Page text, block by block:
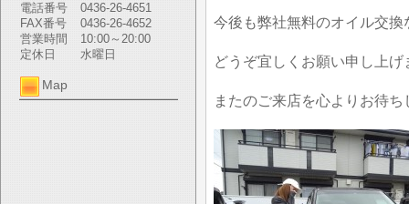
電話番号
0436-26-4651
FAX番号
0436-26-4652
営業時間
10:00～20:00
定休日
水曜日
Map
今後も弊社無料のオイル交
どうぞ宜しくお願い申し上げ
またのご来店を心よりお待